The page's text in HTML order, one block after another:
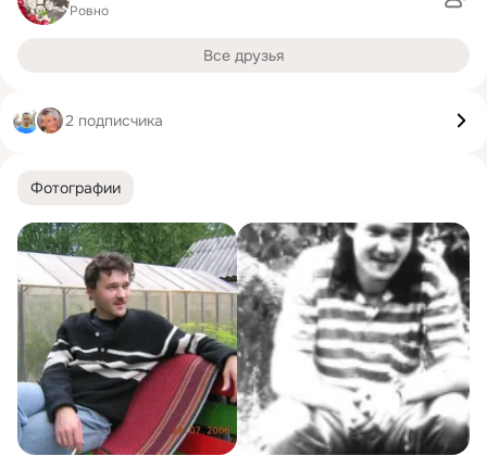
Фотографии
Ровно
Все друзья
2 подписчика